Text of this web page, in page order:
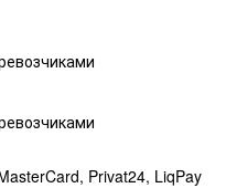
Privat24, LiqPay